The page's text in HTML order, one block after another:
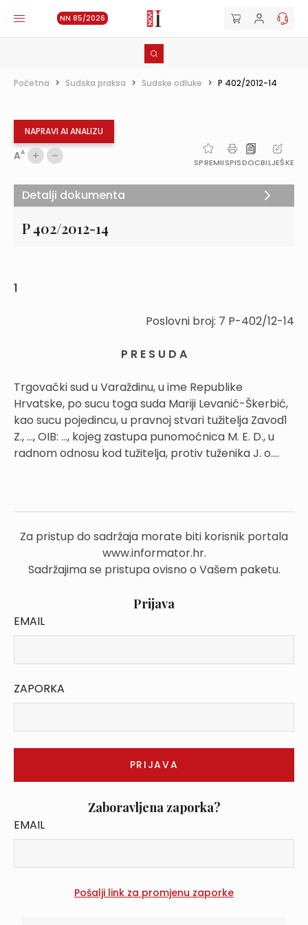
NN 85/2026
Početna > Sudska praksa > Sudske odluke > P 402/2012-14
NAPRAVI AI ANALIZU
AA
SPREMIISPISDOCBILJEŠKE
P 402/2012-14
1
Poslovni broj: 7 P-402/12-14
P R E S U D A
Trgovački sud u Varaždinu, u ime Republike
Hrvatske, po sucu toga suda Mariji Levanić-Škerbić,
kao sucu pojedincu, u pravnoj stvari tužitelja Zavod1
Z., …, OIB: …, kojeg zastupa punomoćnica M. E. D., u
radnom odnosu kod tužitelja, protiv tuženika J. o....
Za pristup do sadržaja morate biti korisnik portala
www.informator.hr.
Sadržajima se pristupa ovisno o Vašem paketu.
Prijava
EMAIL
ZAPORKA
Zaboravljena zaporka?
EMAIL
Detalji dokumenta